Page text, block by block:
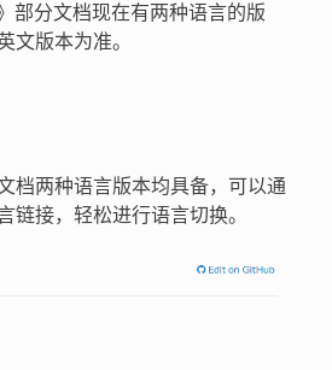
部分文档现在有两种语言的版
文版本为准。
档两种语言版本均具备，可以通
链接，轻松进行语言切换。